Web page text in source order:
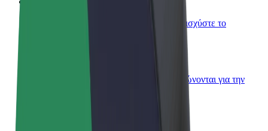
Προσθέστε το στόλο σας στο Bolt και ενισχύστε το
Προϊόντα και υπηρεσίες Bolt που κλιμακώνονται για την